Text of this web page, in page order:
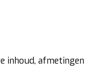
inhoud, afmetingen